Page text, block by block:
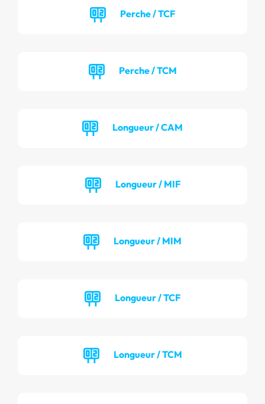
Perche / TCF
Perche / TCM
Longueur / CAM
Longueur / MIF
Longueur / MIM
Longueur / TCF
Longueur / TCM